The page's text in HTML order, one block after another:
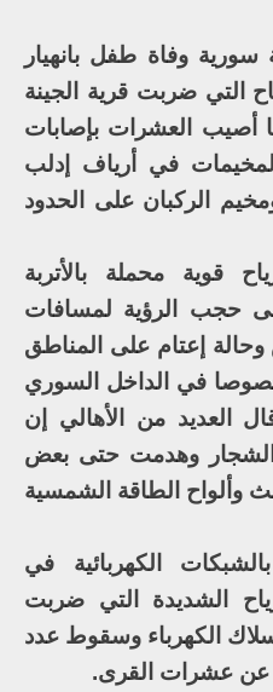
وفاة طفل بانهيار
التي ضربت قرية الجينة
أصيب العشرات بإصابات
في أرياف إدلب
الركبان على الحدود
قوية محملة بالأتربة
حجب الرؤية لمسافات
إعتام على المناطق
في الداخل السوري
العديد من الأهالي إن
الشجار وهدمت حتى بعض
وألواح الطاقة الشمسية
الكهربائية في
الشديدة التي ضربت
الكهرباء وسقوط عدد
عن عشرات القرى.